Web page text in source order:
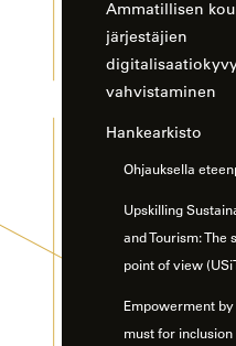
Ammatillisen
järjestäjien
vahvistaminen
Hankearkisto
Ohjauksella
Upskilling
and Tourism: The
point of view
Empowerment
must for inclusion